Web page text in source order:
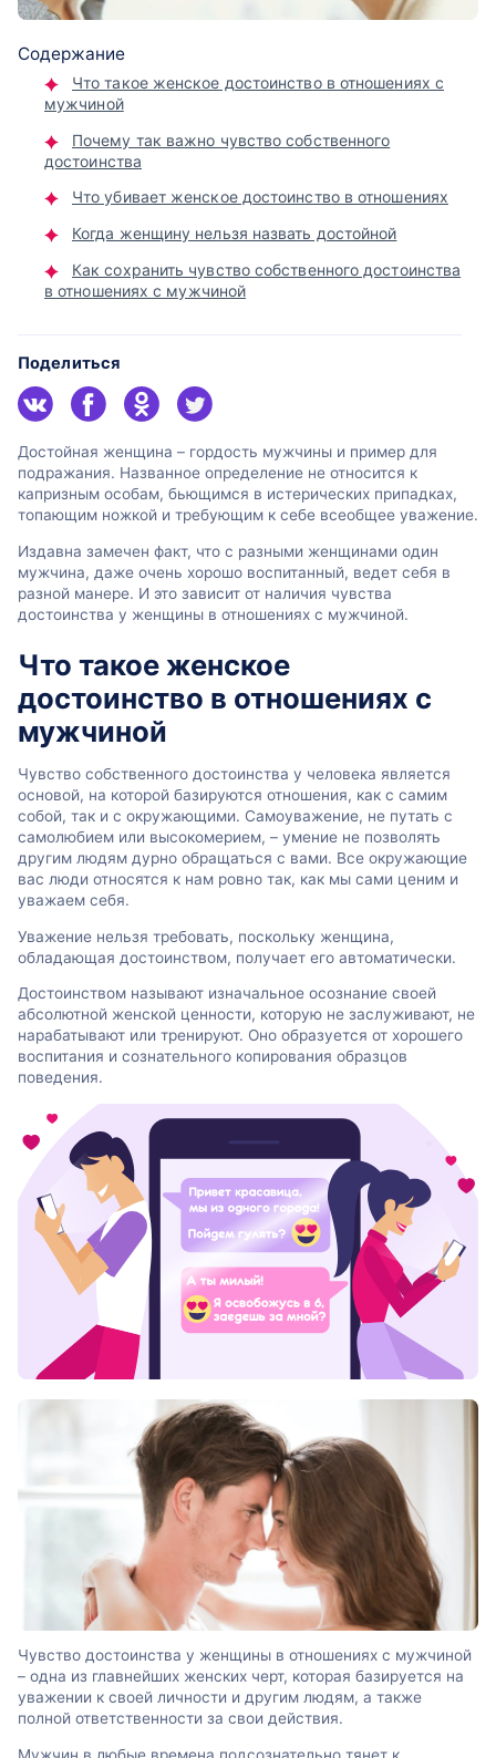
Содержание
Что такое женское достоинство в отношениях с
мужчиной
Почему так важно чувство собственного
достоинства
Что убивает женское достоинство в отношениях
Когда женщину нельзя назвать достойной
Как сохранить чувство собственного достоинства
в отношениях с мужчиной
Поделиться
Достойная женщина – гордость мужчины и пример для
подражания. Названное определение не относится к
капризным особам, бьющимся в истерических припадках,
топающим ножкой и требующим к себе всеобщее уважение.
Издавна замечен факт, что с разными женщинами один
мужчина, даже очень хорошо воспитанный, ведет себя в
разной манере. И это зависит от наличия чувства
достоинства у женщины в отношениях с мужчиной.
Что такое женское
достоинство в отношениях с
мужчиной
Чувство собственного достоинства у человека является
основой, на которой базируются отношения, как с самим
собой, так и с окружающими. Самоуважение, не путать с
самолюбием или высокомерием, – умение не позволять
другим людям дурно обращаться с вами. Все окружающие
вас люди относятся к нам ровно так, как мы сами ценим и
уважаем себя.
Уважение нельзя требовать, поскольку женщина,
обладающая достоинством, получает его автоматически.
Достоинством называют изначальное осознание своей
абсолютной женской ценности, которую не заслуживают, не
нарабатывают или тренируют. Оно образуется от хорошего
воспитания и сознательного копирования образцов
поведения.
Чувство достоинства у женщины в отношениях с мужчиной
– одна из главнейших женских черт, которая базируется на
уважении к своей личности и другим людям, а также
полной ответственности за свои действия.